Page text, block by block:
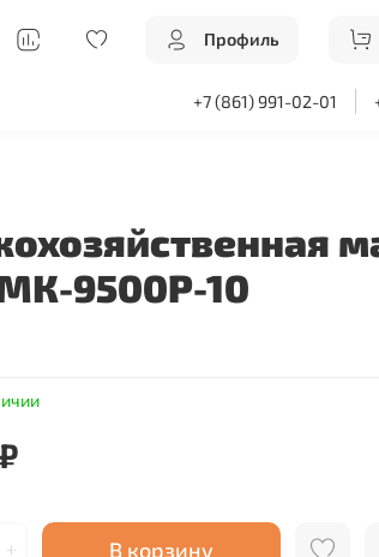
Профиль
+7 (861) 991-02-01
9500P-10
В корзину